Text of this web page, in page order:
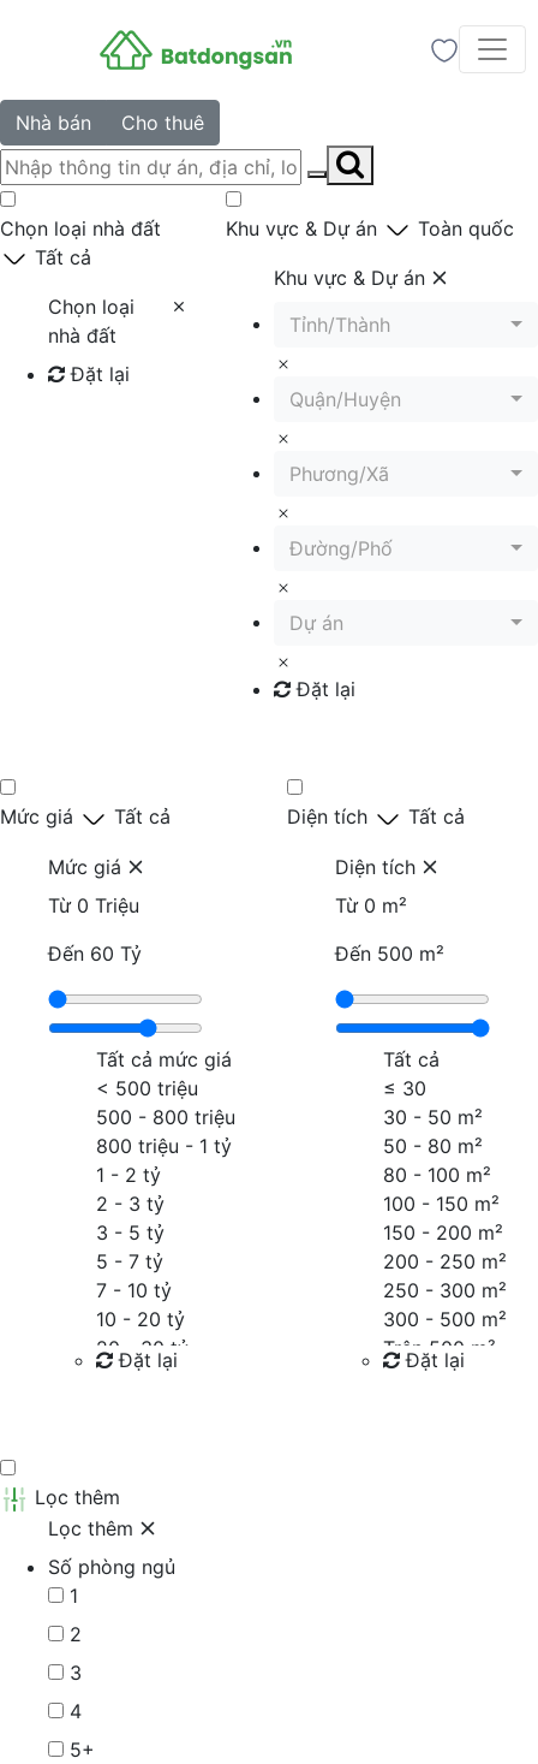
Nhà bán Cho thuê
Chọn loại nhà đất
Tất cả
Chọn loại
nhà đất
Đặt lại
Khu vực & Dự án Toàn quốc
Khu vực & Dự án
Tỉnh/Thành
Quận/Huyện
Phương/Xã
Đường/Phố
Dự án
Đặt lại
Mức giá Tất cả
Mức giá
Từ 0 Triệu
Đến 60 Tỷ
Tất cả mức giá
< 500 triệu
500 - 800 triệu
800 triệu - 1 tỷ
1 - 2 tỷ
2 - 3 tỷ
3 - 5 tỷ
5 - 7 tỷ
7 - 10 tỷ
10 - 20 tỷ
20 - 30 tỷ
30 - 40 tỷ
Đặt lại
Diện tích Tất cả
Diện tích
Từ 0 m²
Đến 500 m²
Tất cả
≤ 30
30 - 50 m²
50 - 80 m²
80 - 100 m²
100 - 150 m²
150 - 200 m²
200 - 250 m²
250 - 300 m²
300 - 500 m²
Trên 500 m²
Đặt lại
Lọc thêm
Lọc thêm
Số phòng ngủ
1
2
3
4
5+